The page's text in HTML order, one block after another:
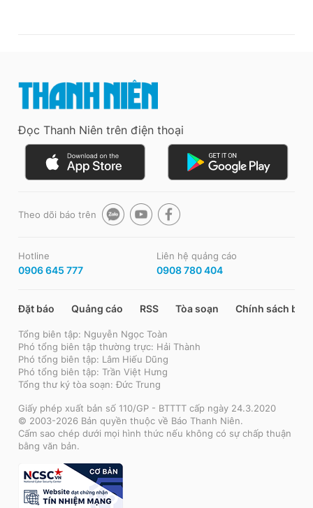
Đọc Thanh Niên trên điện thoại
Theo dõi báo trên
Hotline
0906 645 777
Liên hệ quảng cáo
0908 780 404
Đặt báo Quảng cáo RSS Tòa soạn Chính sách bảo
Tổng biên tập: Nguyễn Ngọc Toàn
Phó tổng biên tập thường trực: Hải Thành
Phó tổng biên tập: Lâm Hiếu Dũng
Phó tổng biên tập: Trần Việt Hưng
Tổng thư ký tòa soạn: Đức Trung
Giấy phép xuất bản số 110/GP - BTTTT cấp ngày 24.3.2020
© 2003-2026 Bản quyền thuộc về Báo Thanh Niên.
Cấm sao chép dưới mọi hình thức nếu không có sự chấp thuận
bằng văn bản.